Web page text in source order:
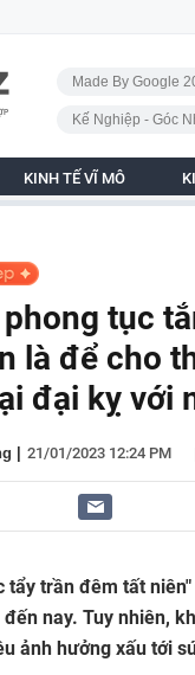
Made By Google
Kế Nghiệp - Góc
KINH TẾ VĨ MÔ
tục
là để cho
đại kỵ với
21/01/2023 12:24 PM
tẩy trần đêm tất
đến nay. Tuy nhiên,
ảnh hưởng xấu tới